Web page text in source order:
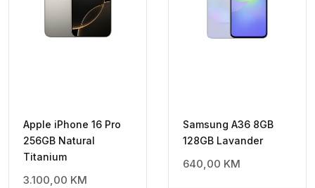
Apple iPhone 16 Pro
256GB Natural
Titanium
3.100,00 KM
Samsung A36 8GB
128GB Lavander
640,00 KM